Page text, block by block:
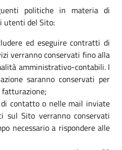
politiche in materia di
utenti del Sito:
ed eseguire contratti di
verranno conservati fino alla
amministrativo-contabili. I
saranno conservati per
fatturazione;
contatto o nelle mail inviate
sul Sito verranno conservati
necessario a rispondere alle